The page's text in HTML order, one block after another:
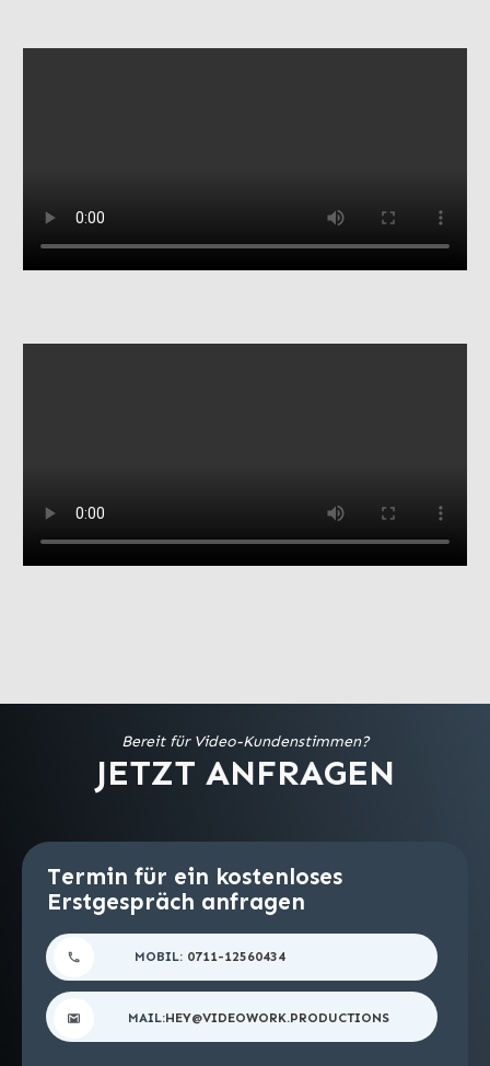
Bereit für Video-Kundenstimmen?
JETZT ANFRAGEN
Termin für ein kostenloses
Erstgespräch anfragen
MOBIL: 0711-12560434
MAIL:HEY@VIDEOWORK.PRODUCTIONS